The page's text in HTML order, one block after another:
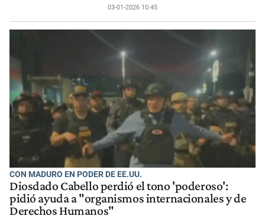
03-01-2026 10:45
CON MADURO EN PODER DE EE.UU.
Diosdado Cabello perdió el tono 'poderoso':
pidió ayuda a "organismos internacionales y de
Derechos Humanos"